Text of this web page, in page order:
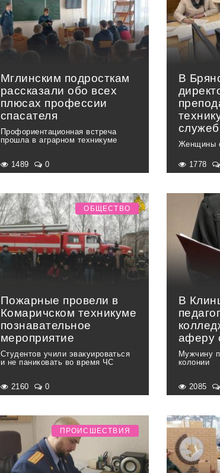
Мглинским подросткам
рассказали обо всех
плюсах профессии
спасателя
Профориентационная встреча
прошла в аграрном техникуме
1489 0
В
Женщины
1778
Пожарные провели в
Комаричском техникуме
познавательное
мероприятие
Студентов учили эвакуироваться
и не паниковать во время ЧС
ОБЩЕСТВО
2160 0
В
аферу
Мужчину
колонии
2085
ПРОИСШЕСТВИЯ